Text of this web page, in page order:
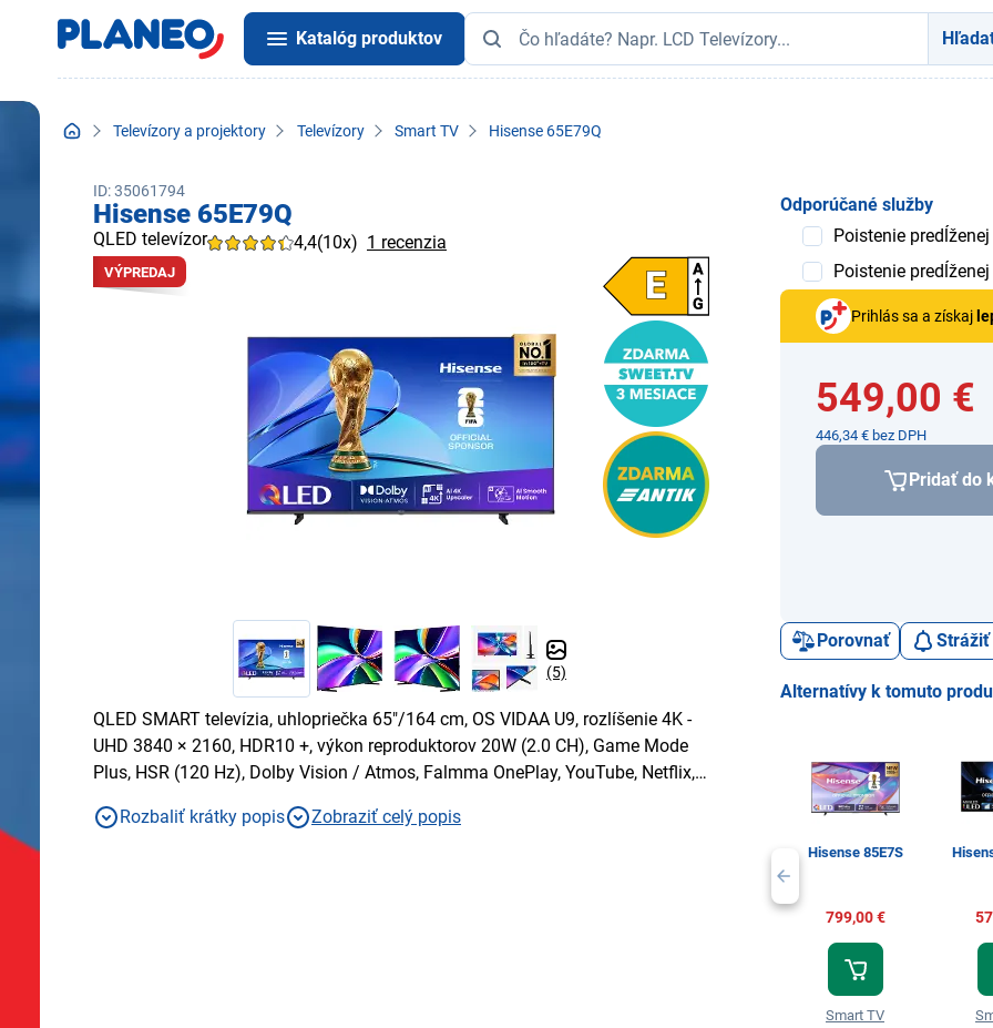
Katalóg produktov
Televízory a projektory Televízory Smart TV Hisense 65E79Q
ID: 35061794
Hisense 65E79Q
QLED televízor 4,4(10x) 1 recenzia
VÝPREDAJ
(5)
QLED SMART televízia, uhlopriečka 65"/164 cm, OS VIDAA U9, rozlíšenie 4K -
UHD 3840 × 2160, HDR10 +, výkon reproduktorov 20W (2.0 CH), Game Mode
Plus, HSR (120 Hz), Dolby Vision / Atmos, Falmma OnePlay, YouTube, Netflix,
Rozbaliť krátky popis
Zobraziť celý popis
Odporúčané služby
Poistenie
Poistenie
Prihlás sa a získaj
549,00 €
446,34 € bez DPH
Pridať do
Porovnať Strážiť
Alternatívy k tomuto
Hisense 85E7S
799,00 €
Smart TV